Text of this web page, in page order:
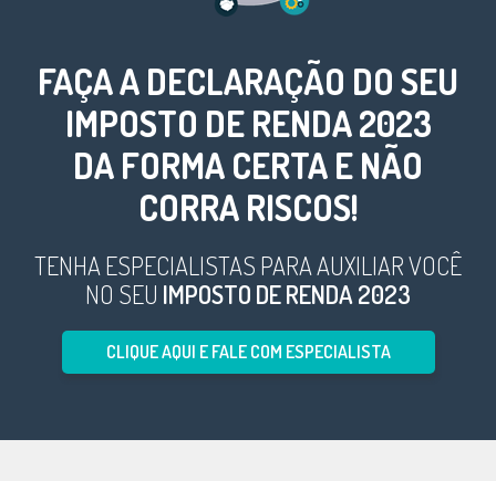
FAÇA ADECLARAÇÃO DO SEU
IMPOSTO DE RENDA 2023
DA FORMA CERTA E NÃO
CORRA RISCOS!
TENHA ESPECIALISTAS PARA AUXILIAR VOCÊ
NO SEU IMPOSTO DE RENDA 2023
CLIQUE AQUI E FALE COM ESPECIALISTA